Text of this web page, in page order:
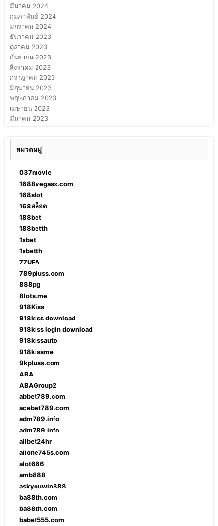
มีนาคม 2024
กุมภาพันธ์ 2024
มกราคม 2024
ธันวาคม 2023
ตุลาคม 2023
กันยายน 2023
สิงหาคม 2023
กรกฎาคม 2023
มิถุนายน 2023
พฤษภาคม 2023
เมษายน 2023
มีนาคม 2023
หมวดหมู่
037movie
1688vegasx.com
168slot
168สล็อต
188bet
188betth
1xbet
1xbetth
77UFA
789pluss.com
888pg
8lots.me
918Kiss
918kiss download
918kiss login download
918kissauto
918kissme
9kpluss.com
ABA
ABAGroup2
abbet789.com
acebet789.com
adm789.info
adm789.info
allbet24hr
allone745s.com
alot666
amb888
askyouwin888
ba88th.com
ba88th.com
babet555.com